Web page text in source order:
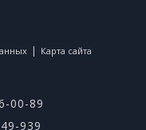
| Карта сайта
00-89
939